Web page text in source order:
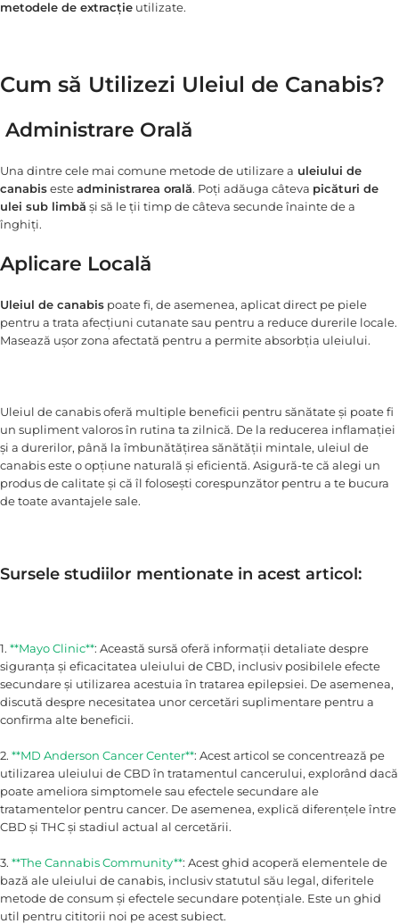
metodele de extracție utilizate.
Cum să Utilizezi Uleiul de Canabis?
Administrare Orală
Una dintre cele mai comune metode de utilizare a uleiului de
canabisesteadministrarea orală. Poți adăuga câteva picături de
ulei sub limbă și să le ții timp de câteva secunde înainte de a
înghiți.
Aplicare Locală
Uleiul de canabis poate fi, de asemenea, aplicat direct pe piele
pentru a trata afecțiuni cutanate sau pentru a reduce durerile locale.
Masează ușor zona afectată pentru a permite absorbția uleiului.
Uleiul de canabis oferă multiple beneficii pentru sănătate și poate fi
un supliment valoros în rutina ta zilnică. De la reducerea inflamației
și a durerilor, până la îmbunătățirea sănătății mintale, uleiul de
canabis este o opțiune naturală și eficientă. Asigură-te că alegi un
produs de calitate și că îl folosești corespunzător pentru a te bucura
de toate avantajele sale.
Sursele studiilor mentionate in acest articol:
1. **Mayo Clinic**: Această sursă oferă informații detaliate despre
siguranța și eficacitatea uleiului de CBD, inclusiv posibilele efecte
secundare și utilizarea acestuia în tratarea epilepsiei. De asemenea,
discută despre necesitatea unor cercetări suplimentare pentru a
confirma alte beneficii.
2. **MD Anderson Cancer Center**: Acest articol se concentrează pe
utilizarea uleiului de CBD în tratamentul cancerului, explorând dacă
poate ameliora simptomele sau efectele secundare ale
tratamentelor pentru cancer. De asemenea, explică diferențele între
CBD și THC și stadiul actual al cercetării.
3. **The Cannabis Community**: Acest ghid acoperă elementele de
bază ale uleiului de canabis, inclusiv statutul său legal, diferitele
metode de consum și efectele secundare potențiale. Este un ghid
util pentru cititorii noi pe acest subiect.